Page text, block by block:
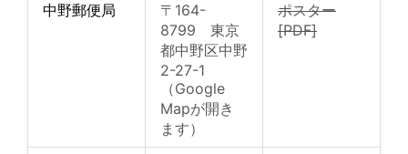
中野郵便局
〒164-
8799 東京
都中野区中野
2-27-1
（Google
Mapが開き
ます）
ポスター
[PDF]